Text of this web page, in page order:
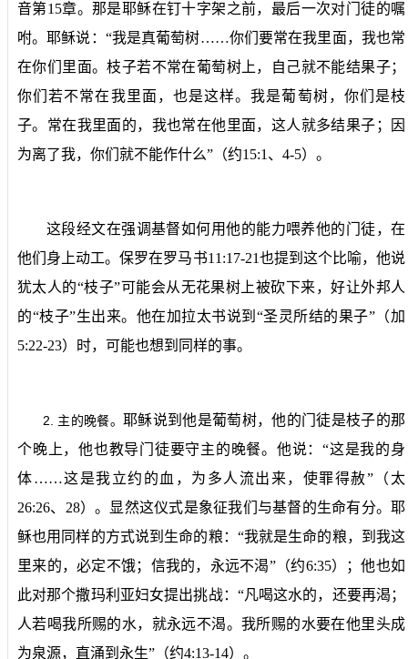
音第15章。那是耶稣在钉十字架之前，最后一次对门徒的嘱
咐。耶稣说：“我是真葡萄树……你们要常在我里面，我也常
在你们里面。枝子若不常在葡萄树上，自己就不能结果子；
你们若不常在我里面，也是这样。我是葡萄树，你们是枝
子。常在我里面的，我也常在他里面，这人就多结果子；因
为离了我，你们就不能作什么”（约15:1 、 4-5）。
这段经文在强调基督如何用他的能力喂养他的门徒，在
他们身上动工。保罗在罗马书11:17-21也提到这个比喻，他说
犹太人的“枝子”可能会从无花果树上被砍下来，好让外邦人
的“枝子”生出来。他在加拉太书说到“圣灵所结的果子”（加
5:22-23）时，可能也想到同样的事。
2. 主的晚餐。耶稣说到他是葡萄树，他的门徒是枝子的那
个晚上，他也教导门徒要守主的晚餐。他说：“这是我的身
体……这是我立约的血，为多人流出来，使罪得赦”（太
26:26、 28）。显然这仪式是象征我们与基督的生命有分。耶
稣也用同样的方式说到生命的粮：“我就是生命的粮，到我这
里来的，必定不饿；信我的，永远不渴”（约6:35）；他也如
此对那个撒玛利亚妇女提出挑战：“凡喝这水的，还要再渴；
人若喝我所赐的水，就永远不渴。我所赐的水要在他里头成
为泉源，直涌到永生”（约4:13-14）。